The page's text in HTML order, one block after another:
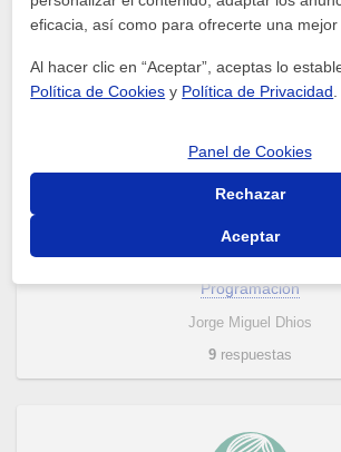
¿Qué es un diagrama de
Programación
14respuestas
Programación
Jorge Miguel Dhios
9respuestas
eficacia, así como para ofrecerte una mejor
Al hacer clic en “Aceptar”, aceptas lo
Política de Cookies y Política de Privacidad
Panel de Cookies
Rechazar
Aceptar